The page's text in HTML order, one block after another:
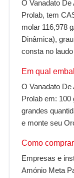
O Vanadato
Prolab, tem
molar 116,978
Dinâmica),
consta no
Em qual
O Vanadato
Prolab em: 100
grandes
e monte seu
Como
Empresas e
Amónio Meta